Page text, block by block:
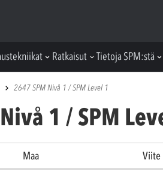
Ratkaisut Tietoja SPM:stä
2647 SPM Nivå 1 / SPM Level 1
1 / SPM
Maa Viite